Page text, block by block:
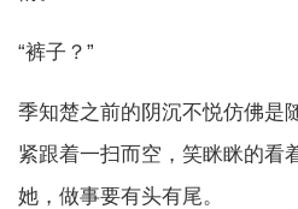
“裤子？”
季知楚之前的阴沉不悦仿佛是
紧跟着一扫而空，笑眯眯的看
她，做事要有头有尾。